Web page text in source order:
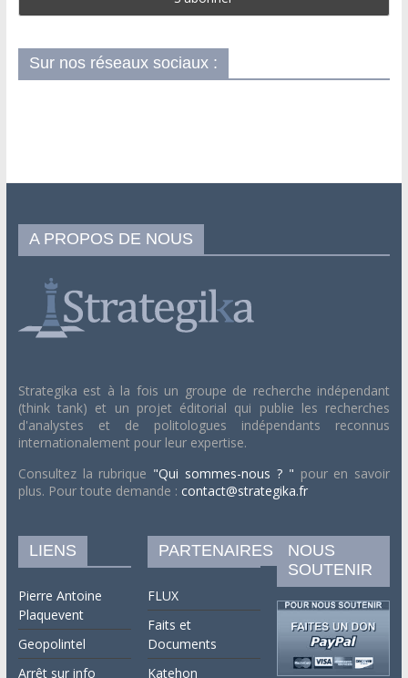
Sur nos réseaux sociaux :
A PROPOS DE NOUS
Strategika est à la fois un groupe de recherche indépendant
(think tank) et un projet éditorial qui publie les recherches
d'analystes et de politologues indépendants reconnus
internationalement pour leur expertise.
Consultez la rubrique "Qui sommes-nous ? " pour en savoir
plus. Pour toute demande : contact@strategika.fr
LIENS
Pierre Antoine
Plaquevent
Geopolintel
Arrêt sur info
PARTENAIRES
FLUX
Faits et
Documents
Katehon
NOUS
SOUTENIR